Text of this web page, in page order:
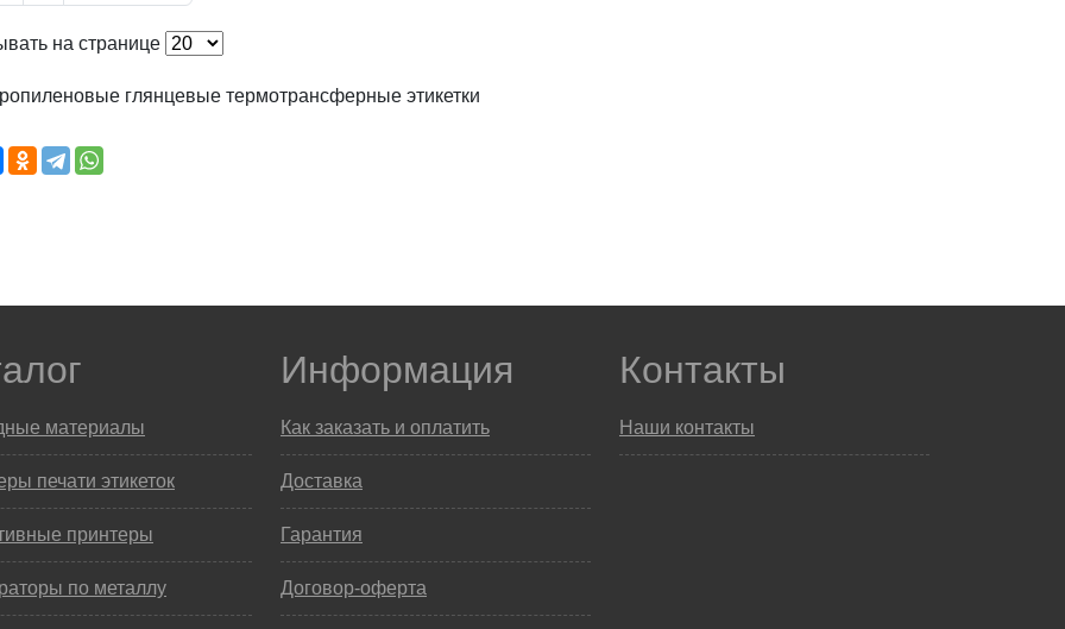
на странице
глянцевые термотрансферные этикетки
материалы
печати этикеток
принтеры
по металлу
Информация
Как заказать и оплатить
Доставка
Гарантия
Договор-оферта
Контакты
Наши контакты